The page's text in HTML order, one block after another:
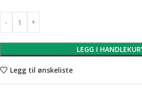
LEGG I
Legg til ønskeliste